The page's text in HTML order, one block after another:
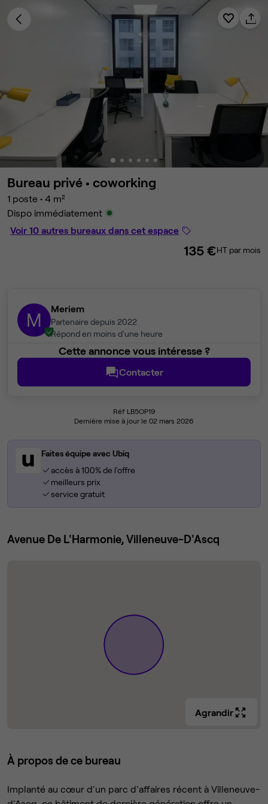
Bureau privé • coworking
1 poste • 4 m²
Dispo immédiatement
Voir 10 autres bureaux dans cet espace
135 €HT par mois
M Meriem
Partenaire depuis 2022
Répond en moins d'une heure
Cette annonce vous intéresse ?
Contacter
Réf LB5OP19
Dernière mise à jour le 02 mars 2026
Faites équipe avec Ubiq
accès à 100% de l'offre
meilleurs prix
service gratuit
Avenue De L'Harmonie, Villeneuve-D'Ascq
Agrandir
À propos de ce bureau
Implanté au cœur d'un parc d'affaires récent à Villeneuve-